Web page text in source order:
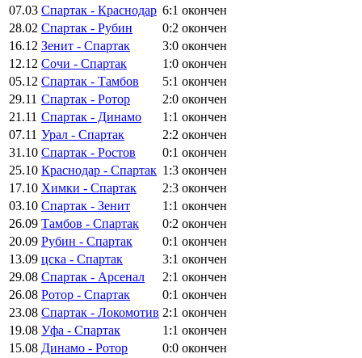
07.03 Спартак - Краснодар 6:1 окончен
28.02 Спартак - Рубин 0:2 окончен
16.12 Зенит - Спартак 3:0 окончен
12.12 Сочи - Спартак 1:0 окончен
05.12 Спартак - Тамбов 5:1 окончен
29.11 Спартак - Ротор 2:0 окончен
21.11 Спартак - Динамо 1:1 окончен
07.11 Урал - Спартак 2:2 окончен
31.10 Спартак - Ростов 0:1 окончен
25.10 Краснодар - Спартак 1:3 окончен
17.10 Химки - Спартак 2:3 окончен
03.10 Спартак - Зенит 1:1 окончен
26.09 Тамбов - Спартак 0:2 окончен
20.09 Рубин - Спартак 0:1 окончен
13.09 цска - Спартак 3:1 окончен
29.08 Спартак - Арсенал 2:1 окончен
26.08 Ротор - Спартак 0:1 окончен
23.08 Спартак - Локомотив 2:1 окончен
19.08 Уфа - Спартак 1:1 окончен
15.08 Динамо - Ротор 0:0 окончен